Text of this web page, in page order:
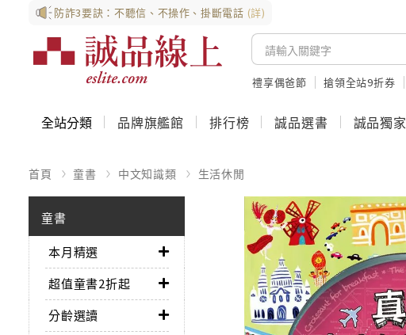
防詐3要訣：不聽信、不操作、掛斷電話 (詳)
禮享偶爸節 搶領全站9折券
全站分類 品牌旗艦館 排行榜 誠品選書 誠品獨家
首頁 童書 中文知識類 生活休閒
童書
本月精選
超值童書2折起
分齡選讀